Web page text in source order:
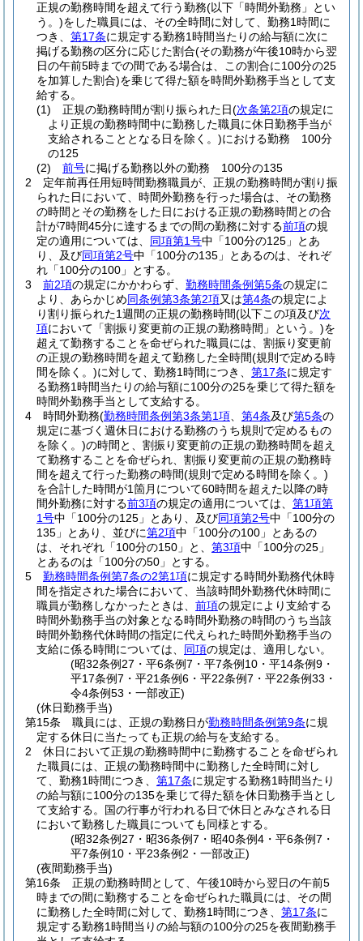
正規の勤務時間を超えて行う勤務(以下「時間外勤務」とい
う。)をした職員には、その全時間に対して、勤務1時間に
つき、 第17条に規定する勤務1時間当たりの給与額に次に
掲げる勤務の区分に応じた割合(その勤務が午後10時から翌
日の午前5時までの間である場合は、この割合に100分の25
を加算した割合)を乗じて得た額を時間外勤務手当として支
給する。
(1)
正規の勤務時間が割り振られた日(次条第2項の規定に
より正規の勤務時間中に勤務した職員に休日勤務手当が
支給されることとなる日を除く。)における勤務 100分
の125
(2)
前号に掲げる勤務以外の勤務 100分の135
2
定年前再任用短時間勤務職員が、正規の勤務時間が割り振
られた日において、時間外勤務を行った場合は、その勤務
の時間とその勤務をした日における正規の勤務時間との合
計が7時間45分に達するまでの間の勤務に対する前項の規
定の適用については、 同項第1号中「100分の125」とあ
り、及び同項第2号中「100分の135」とあるのは、それぞ
れ「100分の100」とする。
3
前2項の規定にかかわらず、 勤務時間条例第5条の規定に
より、あらかじめ同条例第3条第2項又は第4条の規定によ
り割り振られた1週間の正規の勤務時間(以下この項及び次
項において「割振り変更前の正規の勤務時間」という。)を
超えて勤務することを命ぜられた職員には、割振り変更前
の正規の勤務時間を超えて勤務した全時間(規則で定める時
間を除く。)に対して、勤務1時間につき、 第17条に規定す
る勤務1時間当たりの給与額に100分の25を乗じて得た額を
時間外勤務手当として支給する。
4
時間外勤務(勤務時間条例第3条第1項 第4条及び第5条の
規定に基づく週休日における勤務のうち規則で定めるもの
を除く。)の時間と、割振り変更前の正規の勤務時間を超え
て勤務することを命ぜられ、割振り変更前の正規の勤務時
間を超えて行った勤務の時間(規則で定める時間を除く。)
を合計した時間が1箇月について60時間を超えた以降の時
間外勤務に対する前3項の規定の適用については、 第1項第
1号中「100分の125」とあり、及び同項第2号中「100分の
135」とあり、並びに第2項中「100分の100」とあるの
は、それぞれ「100分の150」と、 第3項中「100分の25」
とあるのは「100分の50」とする。
5
勤務時間条例第7条の2第1項に規定する時間外勤務代休時
間を指定された場合において、当該時間外勤務代休時間に
職員が勤務しなかったときは、 前項の規定により支給する
時間外勤務手当の対象となる時間外勤務の時間のうち当該
時間外勤務代休時間の指定に代えられた時間外勤務手当の
支給に係る時間については、 同項の規定は、適用しない。
(昭32条例27・平6条例7・平7条例10・平14条例9・
平17条例7・平21条例6・平22条例7・平22条例33・
令4条例53・一部改正)
(休日勤務手当)
第15条
職員には、正規の勤務日が勤務時間条例第9条に規
定する休日に当たっても正規の給与を支給する。
2
休日において正規の勤務時間中に勤務することを命ぜられ
た職員には、正規の勤務時間中に勤務した全時間に対し
て、勤務1時間につき、 第17条に規定する勤務1時間当たり
の給与額に100分の135を乗じて得た額を休日勤務手当とし
て支給する。 国の行事が行われる日で休日とみなされる日
において勤務した職員についても同様とする。
(昭32条例27・昭36条例7・昭40条例4・平6条例7・
平7条例10・平23条例2・一部改正)
(夜間勤務手当)
第16条
正規の勤務時間として、午後10時から翌日の午前5
時までの間に勤務することを命ぜられた職員には、その間
に勤務した全時間に対して、勤務1時間につき、 第17条に
規定する勤務1時間当りの給与額の100分の25を夜間勤務手